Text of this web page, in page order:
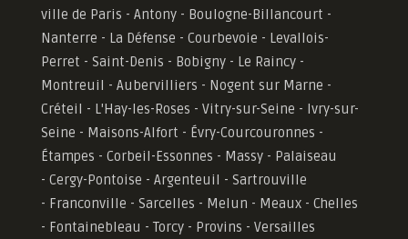
ville de Paris - Antony - Boulogne-Billancourt -
Nanterre - La Défense - Courbevoie - Levallois-
Perret - Saint-Denis - Bobigny - Le Raincy -
Montreuil - Aubervilliers - Nogent sur Marne -
Créteil - L'Hay-les-Roses - Vitry-sur-Seine - Ivry-sur-
Seine - Maisons-Alfort - Évry-Courcouronnes -
Étampes - Corbeil-Essonnes - Massy - Palaiseau
- Cergy-Pontoise - Argenteuil - Sartrouville
- Franconville - Sarcelles - Melun - Meaux - Chelles
- Fontainebleau - Torcy - Provins - Versailles